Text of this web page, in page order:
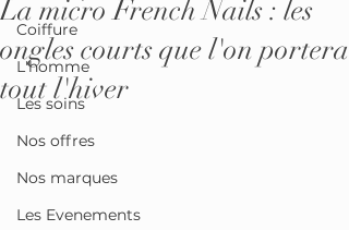
Coiffure
L'homme
Les soins
Nos offres
Nos marques
Les Evenements
La micro French Nails : les
ongles courts que l'on portera
tout l'hiver